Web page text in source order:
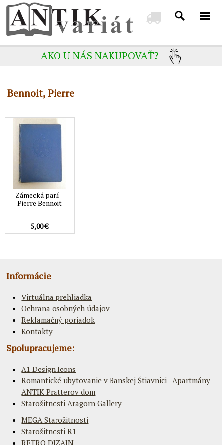
AKO U NÁS NAKUPOVAŤ?
Bennoit, Pierre
Zámecká paní -
Pierre Bennoit
5,00 €
Informácie
Virtuálna prehliadka
Ochrana osobných údajov
Reklamačný poriadok
Kontakty
Spolupracujeme:
A1 Design Icons
Romantické ubytovanie v Banskej Štiavnici - Apartmány
ANTIK Pratterov dom
Starožitnosti Aragorn Gallery
MEGA Starožitnosti
Starožitnosti R1
RETRO DIZAJN